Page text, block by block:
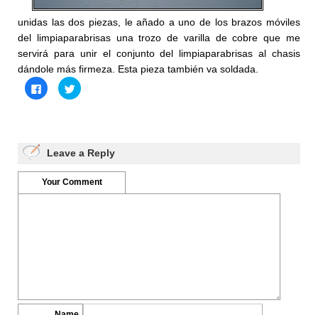
unidas las dos piezas, le añado a uno de los brazos móviles
del limpiaparabrisas una trozo de varilla de cobre que me
servirá para unir el conjunto del limpiaparabrisas al chasis
dándole más firmeza. Esta pieza también va soldada.
Haz
clic
en
ventana
nueva)
Haz
clic
en
ventana
nueva)
Leave a Reply
Your Comment